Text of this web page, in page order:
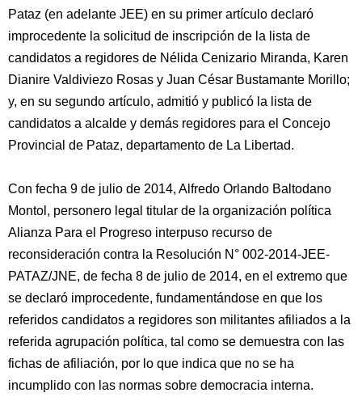
Pataz (en adelante JEE) en su primer artículo declaró
improcedente la solicitud de inscripción de la lista de
candidatos a regidores de Nélida Cenizario Miranda, Karen
Dianire Valdiviezo Rosas y Juan César Bustamante Morillo;
y, en su segundo artículo, admitió y publicó la lista de
candidatos a alcalde y demás regidores para el Concejo
Provincial de Pataz, departamento de La Libertad.
Con fecha 9 de julio de 2014, Alfredo Orlando Baltodano
Montol, personero legal titular de la organización política
Alianza Para el Progreso interpuso recurso de
reconsideración contra la Resolución N° 002-2014-JEE-
PATAZ/JNE, de fecha 8 de julio de 2014, en el extremo que
se declaró improcedente, fundamentándose en que los
referidos candidatos a regidores son militantes afiliados a la
referida agrupación política, tal como se demuestra con las
fichas de afiliación, por lo que indica que no se ha
incumplido con las normas sobre democracia interna.